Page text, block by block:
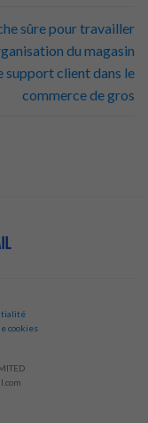
sûre pour travailler
du magasin
support client dans le
commerce de gros
cookies